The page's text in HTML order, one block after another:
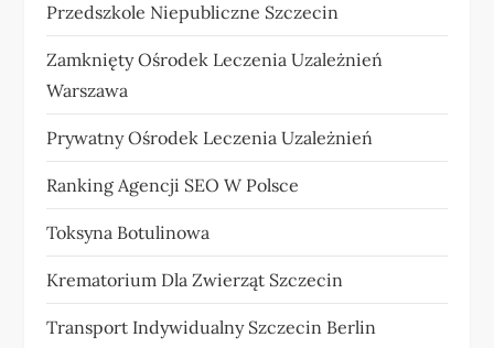
Przedszkole Niepubliczne Szczecin
Zamknięty Ośrodek Leczenia Uzależnień
Warszawa
Prywatny Ośrodek Leczenia Uzależnień
Ranking Agencji SEO W Polsce
Toksyna Botulinowa
Krematorium Dla Zwierząt Szczecin
Transport Indywidualny Szczecin Berlin